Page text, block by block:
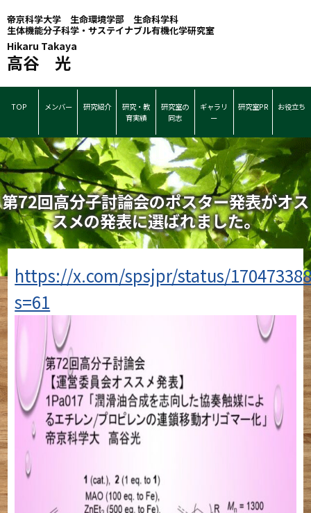
帝京科学大学 生命環境学部 生命科学科
生体機能分子科学・サステイナブル有機化学研究室
Hikaru Takaya
高谷 光
TOP メンバー 研究紹介
研究・教
育実績
研究室の
同志
ギャラリ
ー
研究室PR お役立ち
第72回高分子討論会のポスター発表がオス
スメの発表に選ばれました。
https://x.com/spsjpr/status/
s=61